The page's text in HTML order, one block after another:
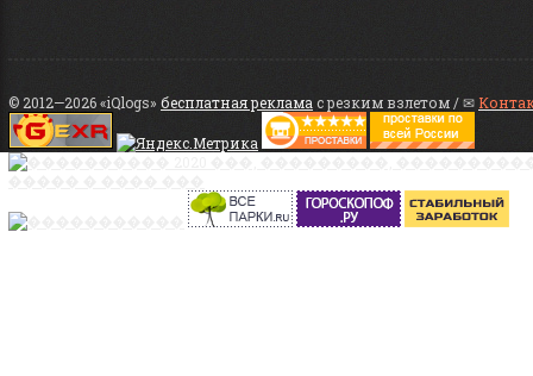
© 2012—2026 «iQlogs» бесплатная реклама с резким взлетом / ✉